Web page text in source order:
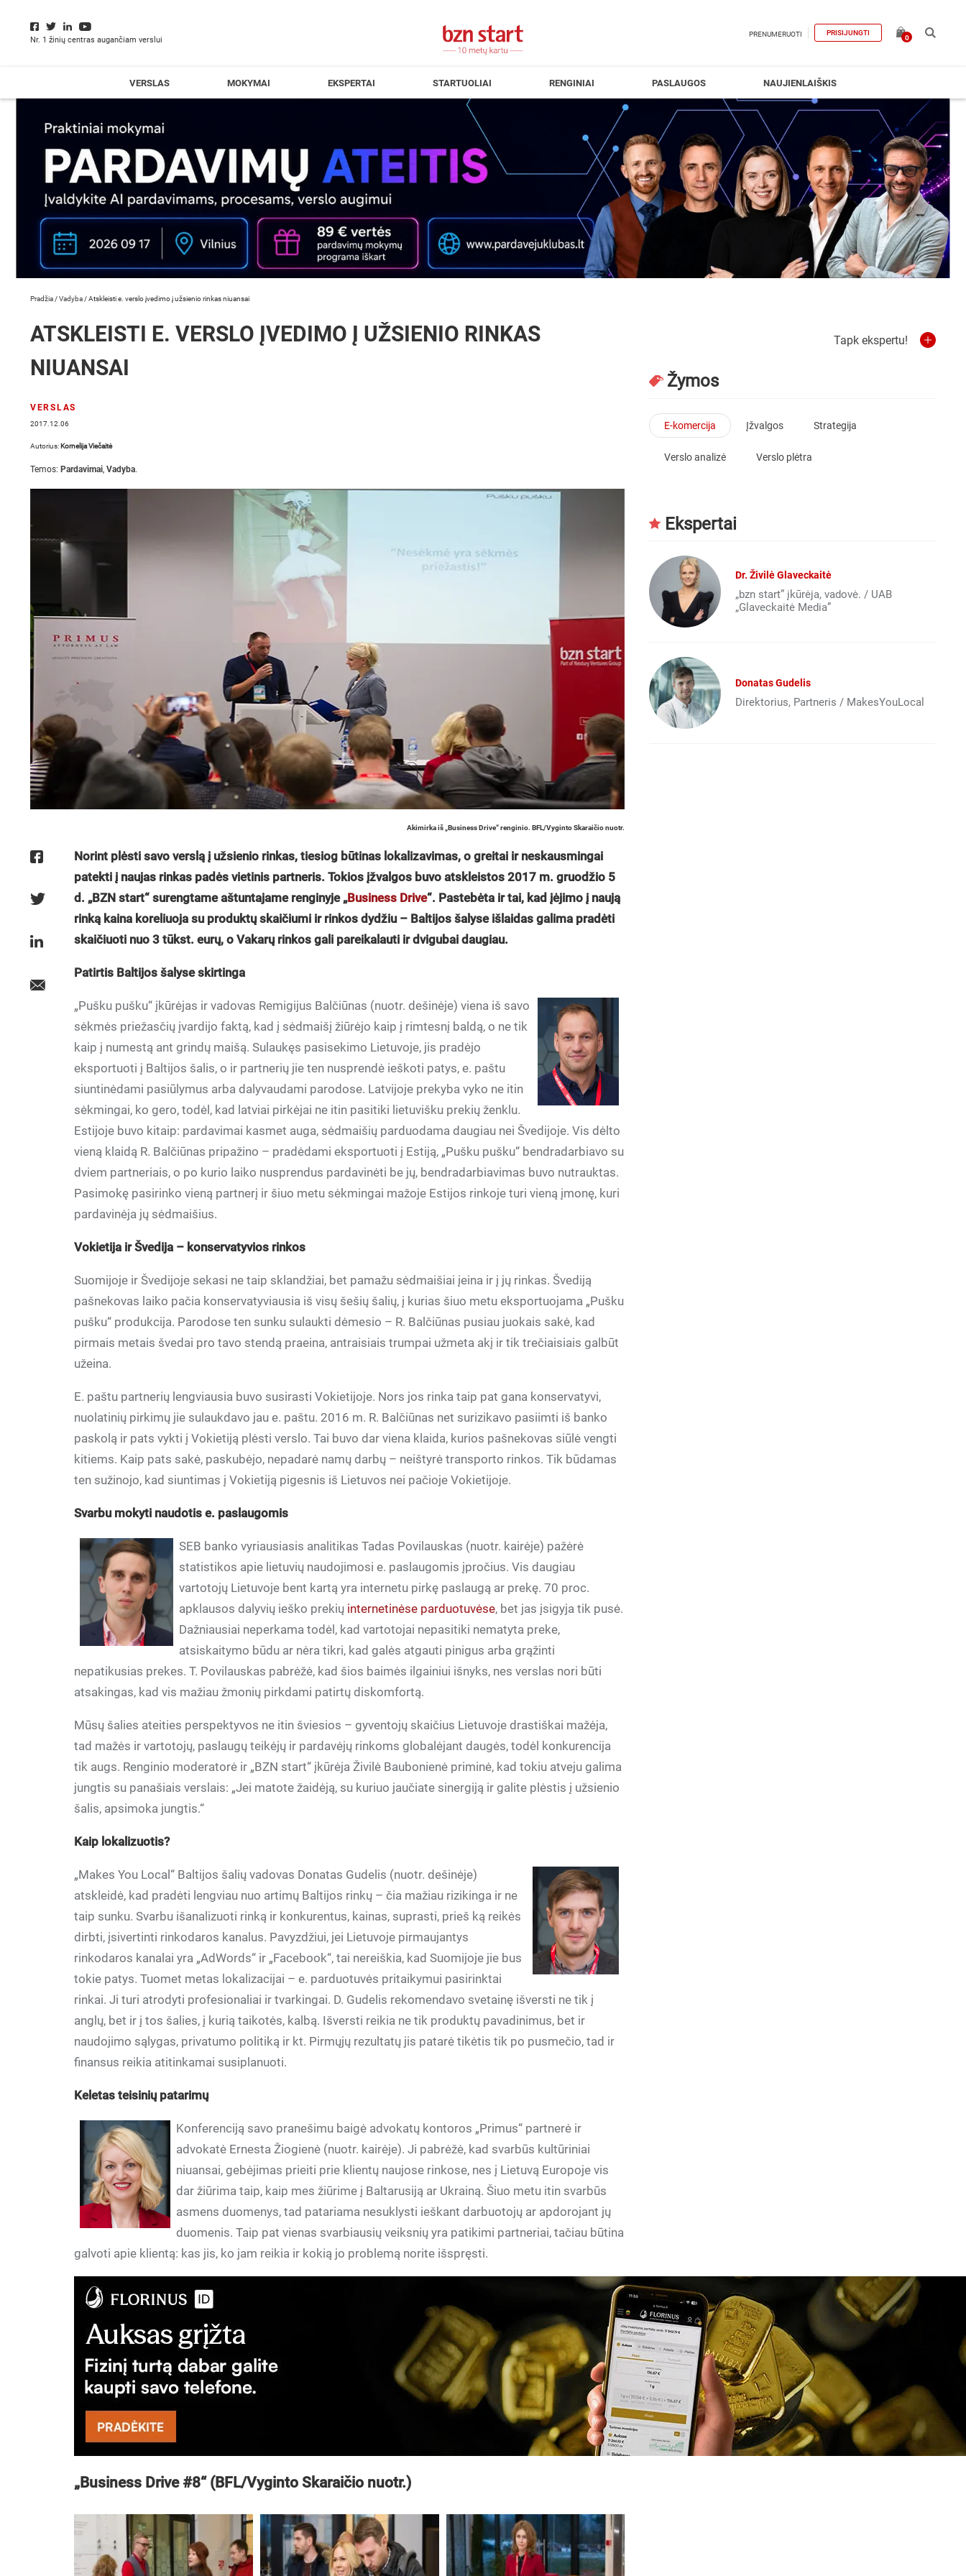
Nr. 1 žinių centras augančiam verslui
PRENUMERUOTI PRISIJUNGTI
0
VERSLAS MOKYMAI EKSPERTAI STARTUOLIAI RENGINIAI PASLAUGOS NAUJIENLAIŠKIS
Pradžia /Vadyba /Atskleisti e. verslo įvedimo į užsienio rinkas niuansai
ATSKLEISTI E. VERSLO ĮVEDIMO Į UŽSIENIO RINKAS
NIUANSAI
VERSLAS
2017.12.06
Autorius: Kornelija Viečaitė
Temos: Pardavimai, Vadyba.
Akimirka iš „Business Drive“ renginio. BFL/Vyginto Skaraičio nuotr.
Norint plėsti savo verslą į užsienio rinkas, tiesiog būtinas lokalizavimas, o greitai ir neskausmingai
patekti į naujas rinkas padės vietinis partneris. Tokios įžvalgos buvo atskleistos2017 m.gruodžio 5
d. „BZN start“ surengtame aštuntajame renginyje „Business Drive“. Pastebėta ir tai, kad įėjimo į naują
rinką kaina koreliuoja su produktų skaičiumi ir rinkos dydžiu – Baltijos šalyse išlaidas galima pradėti
skaičiuoti nuo 3 tūkst. eurų, o Vakarų rinkos gali pareikalauti ir dvigubai daugiau.
Patirtis Baltijos šalyse skirtinga
„Pušku pušku“ įkūrėjas ir vadovas Remigijus Balčiūnas (nuotr. dešinėje) viena iš savo
sėkmės priežasčių įvardijo faktą, kad į sėdmaišį žiūrėjo kaip į rimtesnį baldą, o ne tik
kaip į numestą ant grindų maišą. Sulaukęs pasisekimo Lietuvoje, jis pradėjo
eksportuoti į Baltijos šalis, o ir partnerių jie ten nusprendė ieškoti patys, e. paštu
siuntinėdami pasiūlymus arba dalyvaudami parodose. Latvijoje prekyba vyko ne itin
sėkmingai, ko gero, todėl, kad latviai pirkėjai ne itin pasitiki lietuvišku prekių ženklu.
Estijoje buvo kitaip: pardavimai kasmet auga, sėdmaišių parduodama daugiau nei Švedijoje. Vis dėlto
vieną klaidą R. Balčiūnas pripažino – pradėdami eksportuoti į Estiją, „Pušku pušku“ bendradarbiavo su
dviem partneriais, o po kurio laiko nusprendus pardavinėti be jų, bendradarbiavimas buvo nutrauktas.
Pasimokę pasirinko vieną partnerį ir šiuo metu sėkmingai mažoje Estijos rinkoje turi vieną įmonę, kuri
pardavinėja jų sėdmaišius.
Vokietija ir Švedija – konservatyvios rinkos
Suomijoje ir Švedijoje sekasi ne taip sklandžiai, bet pamažu sėdmaišiai įeina ir į jų rinkas. Švediją
pašnekovas laiko pačia konservatyviausia iš visų šešių šalių, į kurias šiuo metu eksportuojama „Pušku
pušku“ produkcija. Parodose ten sunku sulaukti dėmesio – R. Balčiūnas pusiau juokais sakė, kad
pirmais metais švedai pro tavo stendą praeina, antraisiais trumpai užmeta akį ir tik trečiaisiais galbūt
užeina.
E. paštu partnerių lengviausia buvo susirasti Vokietijoje. Nors jos rinka taip pat gana konservatyvi,
nuolatinių pirkimų jie sulaukdavo jau e. paštu. 2016 m. R. Balčiūnas net surizikavo pasiimti iš banko
paskolą ir pats vykti į Vokietiją plėsti verslo. Tai buvo dar viena klaida, kurios pašnekovas siūlė vengti
kitiems. Kaip pats sakė, paskubėjo, nepadarė namų darbų – neištyrė transporto rinkos. Tik būdamas
ten sužinojo, kad siuntimas į Vokietiją pigesnis iš Lietuvos nei pačioje Vokietijoje.
Svarbu mokyti naudotis e. paslaugomis
SEB banko vyriausiasis analitikas Tadas Povilauskas (nuotr. kairėje) pažėrė
statistikos apie lietuvių naudojimosi e. paslaugomis įpročius. Vis daugiau
vartotojų Lietuvoje bent kartą yra internetu pirkę paslaugą ar prekę. 70 proc.
apklausos dalyvių ieško prekių internetinėse parduotuvėse, bet jas įsigyja tik pusė.
Dažniausiai neperkama todėl, kad vartotojai nepasitiki nematyta preke,
atsiskaitymo būdu ar nėra tikri, kad galės atgauti pinigus arba grąžinti
nepatikusias prekes. T. Povilauskas pabrėžė, kad šios baimės ilgainiui išnyks, nes verslas nori būti
atsakingas, kad vis mažiau žmonių pirkdami patirtų diskomfortą.
Mūsų šalies ateities perspektyvos ne itin šviesios – gyventojų skaičius Lietuvoje drastiškai mažėja,
tad mažės ir vartotojų, paslaugų teikėjų ir pardavėjų rinkoms globalėjant daugės, todėl konkurencija
tik augs. Renginio moderatorė ir „BZN start“ įkūrėja Živilė Baubonienė priminė, kad tokiu atveju galima
jungtis su panašiais verslais: „Jei matote žaidėją, su kuriuo jaučiate sinergiją ir galite plėstis į užsienio
šalis, apsimoka jungtis.“
Kaip lokalizuotis?
„Makes You Local“ Baltijos šalių vadovas Donatas Gudelis (nuotr. dešinėje)
atskleidė, kad pradėti lengviau nuo artimų Baltijos rinkų – čia mažiau rizikinga ir ne
taip sunku. Svarbu išanalizuoti rinką ir konkurentus, kainas, suprasti, prieš ką reikės
dirbti, įsivertinti rinkodaros kanalus. Pavyzdžiui, jei Lietuvoje pirmaujantys
rinkodaros kanalai yra „AdWords“ ir „Facebook“, tai nereiškia, kad Suomijoje jie bus
tokie patys. Tuomet metas lokalizacijai – e. parduotuvės pritaikymui pasirinktai
rinkai. Ji turi atrodyti profesionaliai ir tvarkingai. D. Gudelis rekomendavo svetainę išversti ne tik į
anglų, bet ir į tos šalies, į kurią taikotės, kalbą. Išversti reikia ne tik produktų pavadinimus, bet ir
naudojimo sąlygas, privatumo politiką ir kt. Pirmųjų rezultatų jis patarė tikėtis tik po pusmečio, tad ir
finansus reikia atitinkamai susiplanuoti.
Keletas teisinių patarimų
Konferenciją savo pranešimu baigė advokatų kontoros „Primus“ partnerė ir
advokatė Ernesta Žiogienė (nuotr. kairėje). Ji pabrėžė, kad svarbūs kultūriniai
niuansai, gebėjimas prieiti prie klientų naujose rinkose, nes į Lietuvą Europoje vis
dar žiūrima taip, kaip mes žiūrime į Baltarusiją ar Ukrainą. Šiuo metu itin svarbūs
asmens duomenys, tad patariama nesuklysti ieškant darbuotojų ar apdorojant jų
duomenis. Taip pat vienas svarbiausių veiksnių yra patikimi partneriai, tačiau būtina
galvoti apie klientą: kas jis, ko jam reikia ir kokią jo problemą norite išspręsti.
„Business Drive #8“ (BFL/Vyginto Skaraičio nuotr.)
Tapk ekspertu!
Žymos
E-komercija Įžvalgos Strategija
Verslo analizė Verslo plėtra
Ekspertai
Dr. Živilė Glaveckaitė
„bzn start” įkūrėja, vadovė. / UAB
„Glaveckaitė Media”
Donatas Gudelis
Direktorius, Partneris / MakesYouLocal